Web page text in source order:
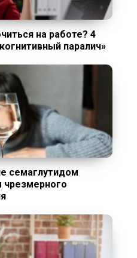
на работе? 4
паралич»
семаглутидом
чрезмерного